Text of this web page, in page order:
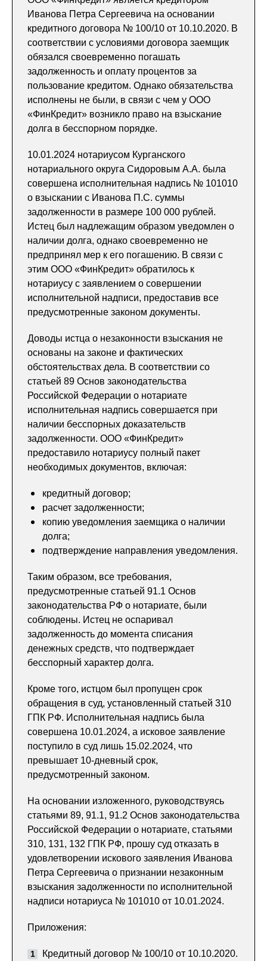
Иванова Петра Сергеевича на основании
кредитного договора № 100/10 от 10.10.2020. В
соответствии с условиями договора заемщик
обязался своевременно погашать
задолженность и оплату процентов за
пользование кредитом. Однако обязательства
исполнены не были, в связи с чем у ООО
«ФинКредит» возникло право на взыскание
долга в бесспорном порядке.
10.01.2024 нотариусом Курганского
нотариального округа Сидоровым А.А. была
совершена исполнительная надпись № 101010
о взыскании с Иванова П.С. суммы
задолженности в размере 100 000 рублей.
Истец был надлежащим образом уведомлен о
наличии долга, однако своевременно не
предпринял мер к его погашению. В связи с
этим ООО «ФинКредит» обратилось к
нотариусу с заявлением о совершении
исполнительной надписи, предоставив все
предусмотренные законом документы.
Доводы истца о незаконности взыскания не
основаны на законе и фактических
обстоятельствах дела. В соответствии со
статьей 89 Основ законодательства
Российской Федерации о нотариате
исполнительная надпись совершается при
наличии бесспорных доказательств
задолженности. ООО «ФинКредит»
предоставило нотариусу полный пакет
необходимых документов, включая:
кредитный договор;
расчет задолженности;
копию уведомления заемщика о наличии
долга;
подтверждение направления уведомления.
Таким образом, все требования,
предусмотренные статьей 91.1 Основ
законодательства РФ о нотариате, были
соблюдены. Истец не оспаривал
задолженность до момента списания
денежных средств, что подтверждает
бесспорный характер долга.
Кроме того, истцом был пропущен срок
обращения в суд, установленный статьей 310
ГПК РФ. Исполнительная надпись была
совершена 10.01.2024, а исковое заявление
поступило в суд лишь 15.02.2024, что
превышает 10-дневный срок,
предусмотренный законом.
На основании изложенного, руководствуясь
статьями 89, 91.1, 91.2 Основ законодательства
Российской Федерации о нотариате, статьями
310, 131, 132 ГПК РФ, прошу суд отказать в
удовлетворении искового заявления Иванова
Петра Сергеевича о признании незаконным
взыскания задолженности по исполнительной
надписи нотариуса № 101010 от 10.01.2024.
Приложения:
Кредитный договор № 100/10 от 10.10.2020.